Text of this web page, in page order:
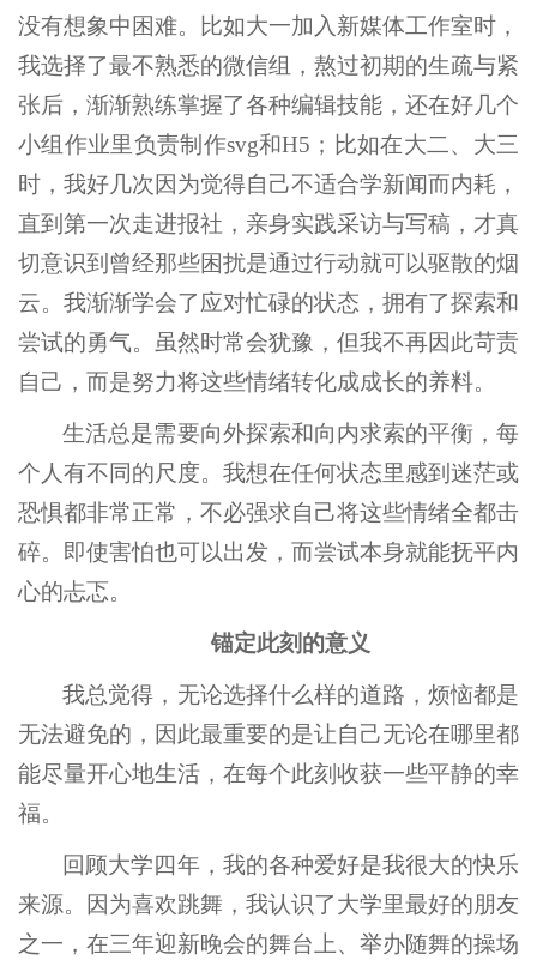
没有想象中困难。比如大一加入新媒体工作室时，
我选择了最不熟悉的微信组，熬过初期的生疏与紧
张后，渐渐熟练掌握了各种编辑技能，还在好几个
小组作业里负责制作svg和H5；比如在大二、大三
时，我好几次因为觉得自己不适合学新闻而内耗，
直到第一次走进报社，亲身实践采访与写稿，才真
切意识到曾经那些困扰是通过行动就可以驱散的烟
云。我渐渐学会了应对忙碌的状态，拥有了探索和
尝试的勇气。虽然时常会犹豫，但我不再因此苛责
自己，而是努力将这些情绪转化成成长的养料。
生活总是需要向外探索和向内求索的平衡，每
个人有不同的尺度。我想在任何状态里感到迷茫或
恐惧都非常正常，不必强求自己将这些情绪全都击
碎。即使害怕也可以出发，而尝试本身就能抚平内
心的忐忑。
锚定此刻的意义
我总觉得，无论选择什么样的道路，烦恼都是
无法避免的，因此最重要的是让自己无论在哪里都
能尽量开心地生活，在每个此刻收获一些平静的幸
福。
回顾大学四年，我的各种爱好是我很大的快乐
来源。因为喜欢跳舞，我认识了大学里最好的朋友
之一，在三年迎新晚会的舞台上、举办随舞的操场